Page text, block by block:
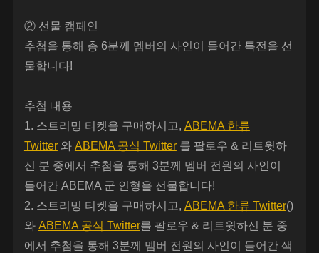
② 선물 캠페인
추첨을 통해 총 6분께 멤버의 사인이 들어간 특전을 선
물합니다!
추첨 내용
1. 스트리밍 티켓을 구매하시고, ABEMA 한류
Twitter와 ABEMA 공식 Twitter를 팔로우 & 리트윗하
신 분 중에서 추첨을 통해 3분께 멤버 전원의 사인이
들어간 ABEMA 군 인형을 선물합니다!
2. 스트리밍 티켓을 구매하시고, ABEMA 한류 Twitter()
와 ABEMA 공식 Twitter를 팔로우 & 리트윗하신 분 중
에서 추첨을 통해 3분께 멤버 전원의 사인이 들어간 색